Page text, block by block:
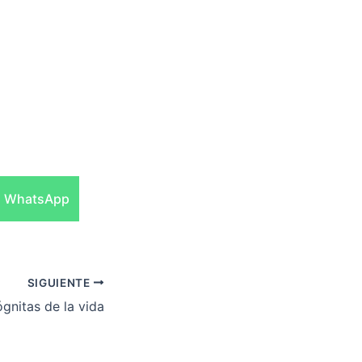
Compartir
WhatsApp
SIGUIENTE
de la vida